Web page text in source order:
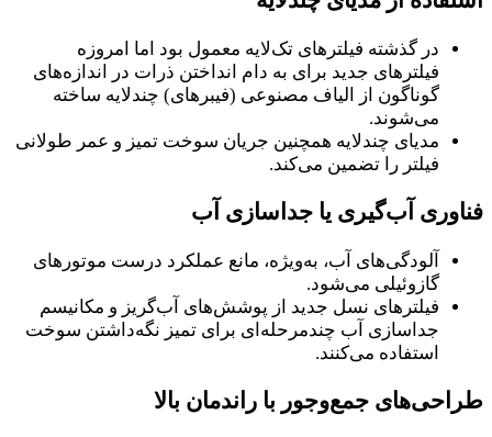
در گذشته فیلترهای تک‌لایه معمول بود اما امروزه
فیلترهای جدید برای به دام انداختن ذرات در اندازه‌های
گوناگون از الیاف مصنوعی (فیبرهای) چندلایه ساخته
می‌شوند.
مدیای چندلایه همچنین جریان سوخت تمیز و عمر طولانی
فیلتر را تضمین می‌کند.
فناوری آب‌گیری یا جداسازی آب
آلودگی‌های آب، به‌ویژه، مانع عملکرد درست موتورهای
گازوئیلی می‌شود.
فیلترهای نسل جدید از پوشش‌های آب‌گریز و مکانیسم
جداسازی آب چندمرحله‌ای برای تمیز نگه‌داشتن سوخت
استفاده می‌کنند.
طراحی‌های جمع‌وجور با راندمان بالا